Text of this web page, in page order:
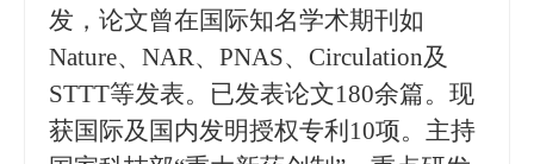
发，论文曾在国际知名学术期刊如
Nature、NAR、PNAS、Circulation及
STTT等发表。已发表论文180余篇。现
获国际及国内发明授权专利 10项。主持